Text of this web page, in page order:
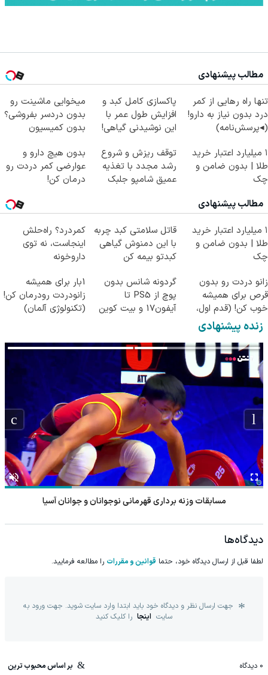
مطالب پیشنهادی
تنها راه رهایی از کمر
درد بدون نیاز به دارو!
(◂پرسش‌نامه)
پاکسازی کامل کبد و
افزایش طول عمر با
این نوشیدنی گیاهی!
میخوایی ماشینت رو
بدون دردسر بفروشی؟
بدون کمیسیون
۱ میلیارد اعتبار خرید
طلا | بدون ضامن و
چک
توقف ریزش و شروع
رشد مجدد با تغذیه
عمیق شامپو جلبک
بدون هیچ دارو و
عوارضی کمر دردت رو
درمان کن!
مطالب پیشنهادی
۱ میلیارد اعتبار خرید
طلا | بدون ضامن و
چک
قاتل سلامتی کبد چربه
با این دمنوش گیاهی
کبدتو بیمه کن
کمردرد؟ راه‌حلش
اینجاست، نه توی
داروخونه
زانو دردت رو بدون
قرص برای همیشه
خوب کن! (قدم اول،
پرسش‌نامه)
گردونه شانس بدون
پوچ از PS5 تا
آیفون17 و بیت کوین
1بار برای همیشه
زانودردت رودرمان کن!
(تکنولوژی آلمان)
زنده پیشنهادی
مسابقات وزنه برداری قهرمانی نوجوانان و جوانان آسیا
دیدگاه‌ها
لطفا قبل از ارسال دیدگاه خود، حتما قوانین و مقررات را مطالعه فرمایید.
جهت ارسال نظر و دیدگاه خود باید ابتدا وارد سایت شوید. جهت ورود به
سایت اینجا را کلیک کنید
0 دیدگاه بر اساس محبوب ترین